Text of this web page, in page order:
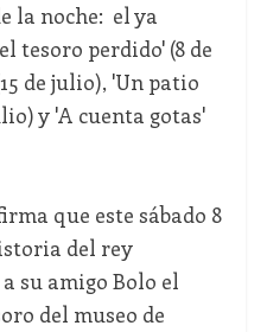
la noche: el ya
tesoro perdido' (8 de
de julio), 'Un patio
y 'A cuenta gotas'
que este sábado 8
del rey
su amigo Bolo el
del museo de